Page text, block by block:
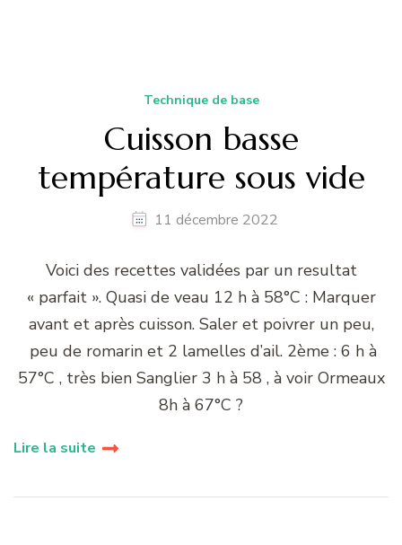
Technique de base
Cuisson basse
température sous vide
11 décembre 2022
Voici des recettes validées par un resultat
« parfait ». Quasi de veau 12 h à 58°C : Marquer
avant et après cuisson. Saler et poivrer un peu,
peu de romarin et 2 lamelles d’ail. 2ème : 6 h à
57°C , très bien Sanglier 3 h à 58 , à voir Ormeaux
8h à 67°C ?
Lire la suite